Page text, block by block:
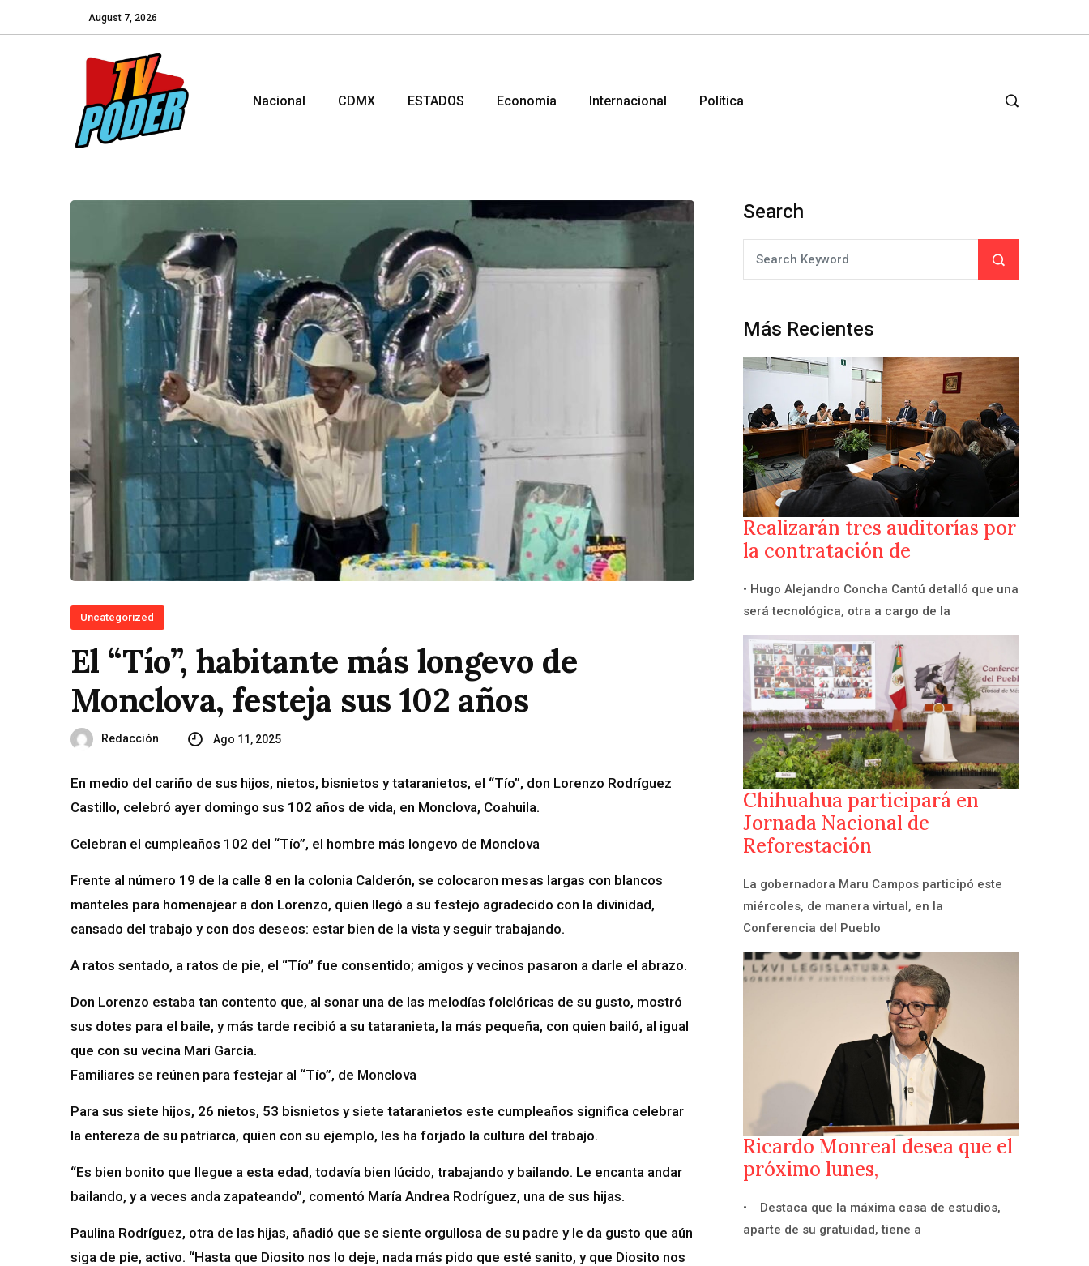
August 7, 2026
Nacional CDMX ESTADOS Economía Internacional Política
Uncategorized
El “Tío”, habitante más longevo de
Monclova, festeja sus 102 años
Redacción Ago 11, 2025
En medio del cariño de sus hijos, nietos, bisnietos y tataranietos, el “Tío”, don Lorenzo Rodríguez
Castillo, celebró ayer domingo sus 102 años de vida, en Monclova, Coahuila.
Celebran el cumpleaños 102 del “Tío”, el hombre más longevo de Monclova
Frente al número 19 de la calle 8 en la colonia Calderón, se colocaron mesas largas con blancos
manteles para homenajear a don Lorenzo, quien llegó a su festejo agradecido con la divinidad,
cansado del trabajo y con dos deseos: estar bien de la vista y seguir trabajando.
A ratos sentado, a ratos de pie, el “Tío” fue consentido; amigos y vecinos pasaron a darle el abrazo.
Don Lorenzo estaba tan contento que, al sonar una de las melodías folclóricas de su gusto, mostró
sus dotes para el baile, y más tarde recibió a su tataranieta, la más pequeña, con quien bailó, al igual
que con su vecina Mari García.
Familiares se reúnen para festejar al “Tío”, de Monclova
Para sus siete hijos, 26 nietos, 53 bisnietos y siete tataranietos este cumpleaños significa celebrar
la entereza de su patriarca, quien con su ejemplo, les ha forjado la cultura del trabajo.
“Es bien bonito que llegue a esta edad, todavía bien lúcido, trabajando y bailando. Le encanta andar
bailando, y a veces anda zapateando”, comentó María Andrea Rodríguez, una de sus hijas.
Paulina Rodríguez, otra de las hijas, añadió que se siente orgullosa de su padre y le da gusto que aún
siga de pie, activo. “Hasta que Diosito nos lo deje, nada más pido que esté sanito, y que Diosito nos
Search
Más Recientes
Realizarán tres auditorías por
la contratación de
• Hugo Alejandro Concha Cantú detalló que una
será tecnológica, otra a cargo de la
Chihuahua participará en
Jornada Nacional de
Reforestación
La gobernadora Maru Campos participó este
miércoles, de manera virtual, en la
Conferencia del Pueblo
Ricardo Monreal desea que el
próximo lunes,
• Destaca que la máxima casa de estudios,
aparte de su gratuidad, tiene a